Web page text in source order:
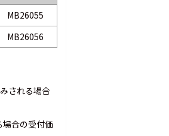
MB26055
MB26056
される場合
合の受付価